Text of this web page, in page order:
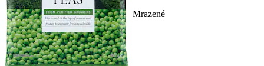
Mrazené